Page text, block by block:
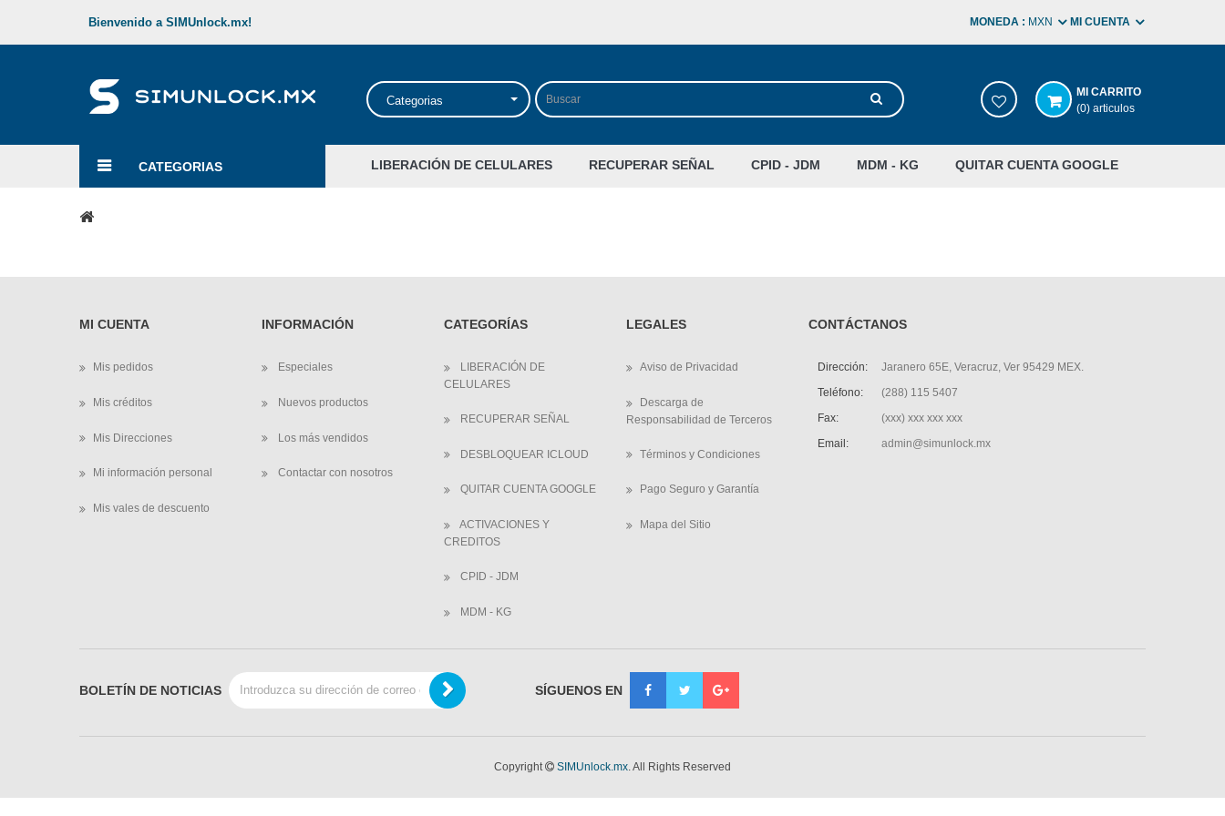
Bienvenido a SIMUnlock.mx! MI CUENTA
MONEDA : MXN
Categorias
MI CARRITO
(0) articulos
CATEGORIAS LIBERACIÓN DE CELULARES RECUPERAR SEÑAL CPID - JDM MDM - KG QUITAR CUENTA GOOGLE
MI CUENTA
Mis pedidos
Mis créditos
Mis Direcciones
Mi información personal
Mis vales de descuento
INFORMACIÓN
Especiales
Nuevos productos
Los más vendidos
Contactar con nosotros
CATEGORÍAS
LIBERACIÓN DE
CELULARES
RECUPERAR SEÑAL
DESBLOQUEAR ICLOUD
QUITAR CUENTA GOOGLE
ACTIVACIONES Y
CREDITOS
CPID - JDM
MDM - KG
LEGALES
Aviso de Privacidad
Descarga de
Responsabilidad de Terceros
Términos y Condiciones
Pago Seguro y Garantía
Mapa del Sitio
CONTÁCTANOS
Dirección:
Jaranero 65E, Veracruz, Ver 95429 MEX.
Teléfono:
(288) 115 5407
Fax:
(xxx) xxx xxx xxx
Email:
admin@simunlock.mx
BOLETÍN DE NOTICIAS SÍGUENOS EN
Copyright SIMUnlock.mx . All Rights Reserved